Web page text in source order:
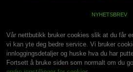
NYHETSBREV
Vår nettbutikk bruker cookies slik at du får
vi kan yte deg bedre service. Vi bruker
innloggingsdetaljer og huske hva du har
Fortsett å bruke siden som normalt om du